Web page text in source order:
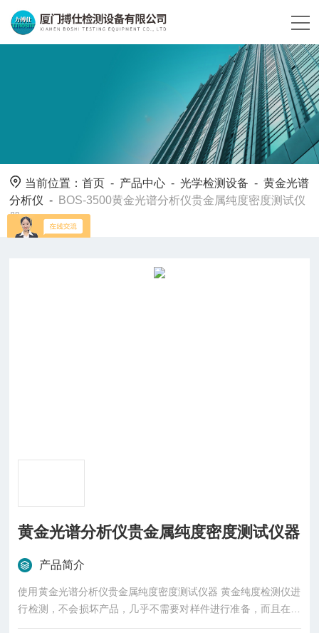
当前位置：首页 - 产品中心 -光学检测设备 -黄金光谱
分析仪 -
BOS-3500黄金光谱分析仪贵金属纯度密度测试仪
器
黄金光谱分析仪贵金属纯度密度测试仪器
产品简介
使用黄金光谱分析仪贵金属纯度密度测试仪器 黄金纯度检测仪进
行检测，不会损坏产品，几乎不需要对样件进行准备，而且在几
秒钟之内就能提供可靠的结果。这就意味着在客户需要对样件进